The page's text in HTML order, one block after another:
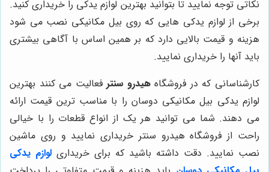
نکاتی توجه نمایید تا بتوانید بهترین لوازم یدکی را خریداری کنید.
برخی از لوازم یدکی هایی که روی بیل مکانیکی نصب می شود
هزینه و قیمت بالایی دارد که بر همین اساس با آگاهی بیشتری
باید آنها را خریداری نمایید.
کارشناسانی که در فروشگاههیدرو سنترفعالیت می کنند بهترین
لوازم یدکی بیل مکانیکی دوسان را با مناسب ترین قیمت ارائه
می دهند. شما می توانید هر یک از انواع قطعات را با خیالی
راحت از فروشگاه هیدرو سنتر خریداری نمایید و روی ماشین
نصب نمایید. دقت داشته باشید که برای خریداری لوازم یدکی